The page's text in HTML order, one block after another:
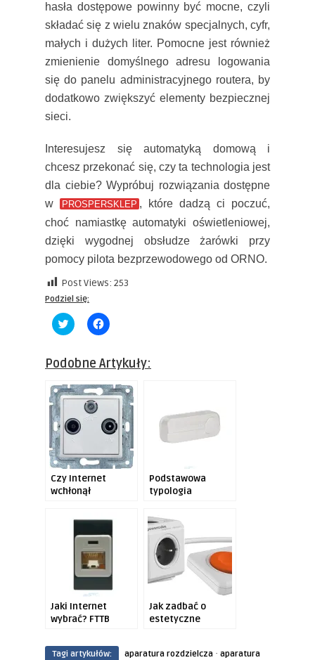
hasła dostępowe powinny być mocne, czyli
składać się z wielu znaków specjalnych, cyfr,
małych i dużych liter. Pomocne jest również
zmienienie domyślnego adresu logowania
się do panelu administracyjnego routera, by
dodatkowo zwiększyć elementy bezpiecznej
sieci.
Interesujesz się automatyką domową i
chcesz przekonać się, czy ta technologia jest
dla ciebie? Wypróbuj rozwiązania dostępne
w
PROSPERSKLEP , które dadzą ci poczuć,
choć namiastkę automatyki oświetleniowej,
dzięki wygodnej obsłudze żarówki przy
pomocy pilota bezprzewodowego od ORNO.
Post Views: 253
Podziel się:
Click
to
Twitter
(Opens
new
window)
Click
to
Facebook
(Opens
new
window)
Podobne Artykuły:
Czy Internet
wchłonął
Podstawowa
typologia
Jaki Internet
wybrać? FTTB
Jak zadbać o
estetyczne
Tagi artykułów: aparatura rozdzielcza · aparatura